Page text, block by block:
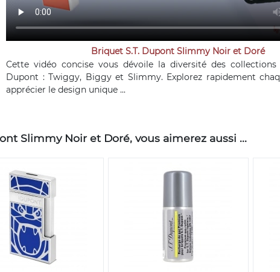
Briquet S.T. Dupont Slimmy Noir et Doré
Cette vidéo concise vous dévoile la diversité des collections
Dupont : Twiggy, Biggy et Slimmy. Explorez rapidement
apprécier le design unique ...
Slimmy Noir et Doré, vous aimerez aussi ...